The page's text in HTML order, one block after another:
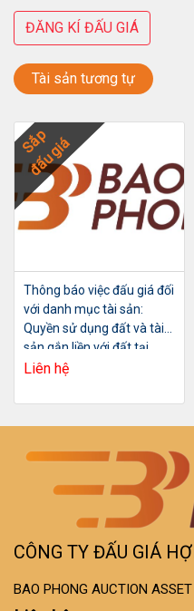
ĐĂNG KÍ ĐẤU GIÁ
Tài sản tương tự
Sắp
đấu giá
Thông báo việc đấu giá đối
với danh mục tài sản:
Quyền sử dụng đất và tài
sản gắn liền với đất tại
thửa đất số 208, tờ bản đồ
Liên hệ
CÔNG TY ĐẤU GIÁ
BAO PHONG AUCTION